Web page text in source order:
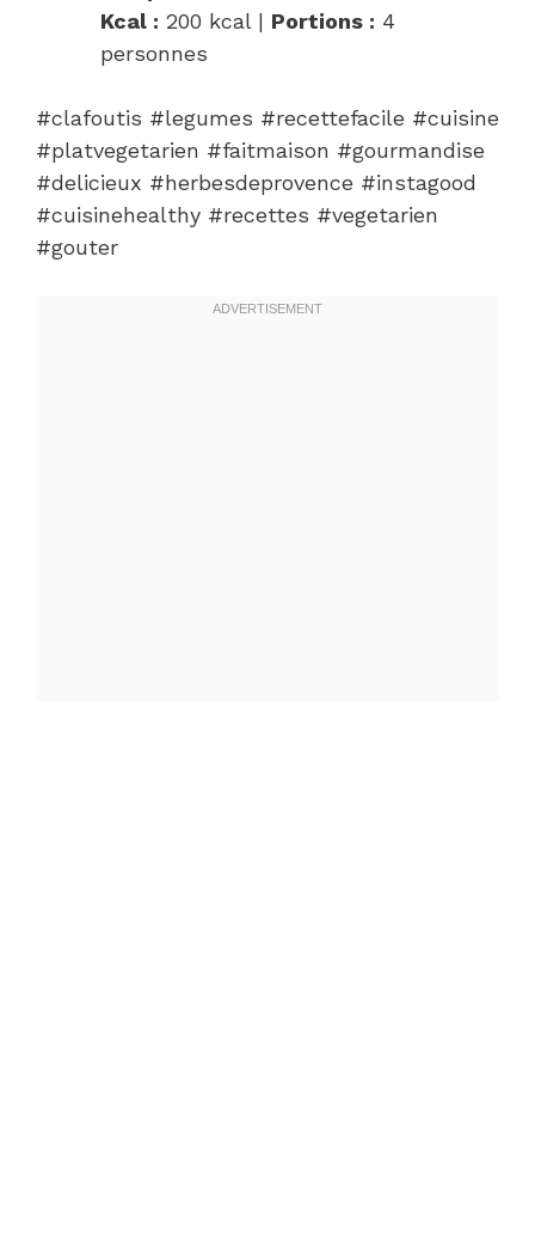
Kcal : 200 kcal | Portions : 4
personnes
#clafoutis #legumes #recettefacile #cuisine
#platvegetarien #faitmaison #gourmandise
#delicieux #herbesdeprovence #instagood
#cuisinehealthy #recettes #vegetarien
#gouter